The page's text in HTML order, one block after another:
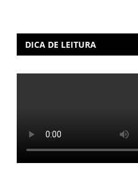
DICA DE LEITURA